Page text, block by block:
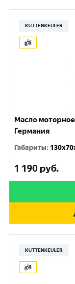
KUTTENKEULER
Масло
Германия
Габариты:
1 190 руб.
KUTTENKEULER